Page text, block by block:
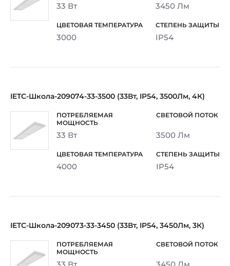
33 Вт 3450 Лм
3000 IP54
IETC-Школа-209074-33-3500 (33Вт, IP54, 3500Лм, 4К)
33 Вт 3500 Лм
4000 IP54
IETC-Школа-209073-33-3450 (33Вт, IP54, 3450Лм, 3К)